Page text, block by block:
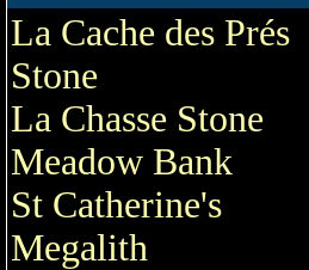
La Cache des Prés
Stone
La Chasse Stone
Meadow Bank
St Catherine's
Megalith